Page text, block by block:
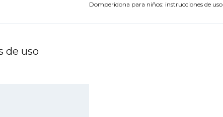
Domperidona para niños: instrucciones de uso
de uso